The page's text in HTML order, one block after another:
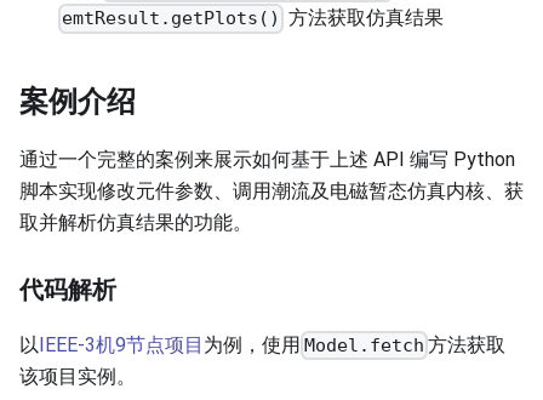
emtResult.getPlots() 方法获取仿真结果
案例介绍
通过一个完整的案例来展示如何基于上述 API 编写 Python
脚本实现修改元件参数、调用潮流及电磁暂态仿真内核、获
取并解析仿真结果的功能。
代码解析
以IEEE-3机9节点项目 为例，使用 Model.fetch 方法获取
该项目实例。